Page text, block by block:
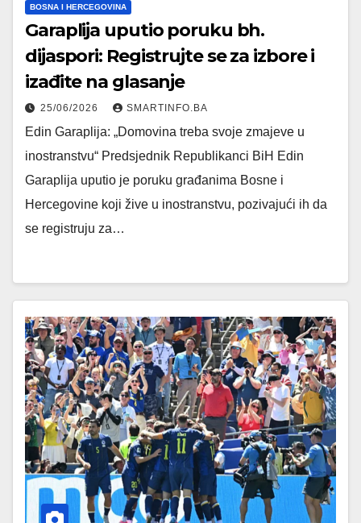
BOSNA I HERCEGOVINA
Garaplija uputio poruku bh.
dijaspori: Registrujte se za izbore i
izađite na glasanje
25/06/2026 SMARTINFO.BA
Edin Garaplija: „Domovina treba svoje zmajeve u
inostranstvu“ Predsjednik Republikanci BiH Edin
Garaplija uputio je poruku građanima Bosne i
Hercegovine koji žive u inostranstvu, pozivajući ih da
se registruju za…